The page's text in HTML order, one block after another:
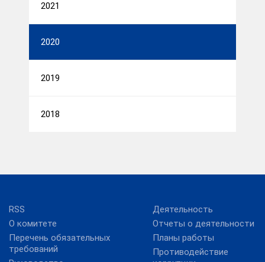
2021
2020
2019
2018
RSS
О комитете
Перечень обязательных
требований
Деятельность
Отчеты о деятельности
Планы работы
Противодействие